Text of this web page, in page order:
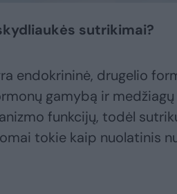
sutrikimai?
endokrininė, drugelio
gamybą ir
funkcijų, todėl
tokie kaip nuolatinis